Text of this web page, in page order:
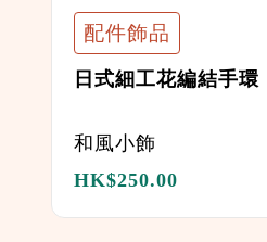
配件飾品
日式細工花編結手環
和風小飾
HK$250.00